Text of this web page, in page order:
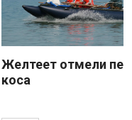
Желтеет отмели
коса